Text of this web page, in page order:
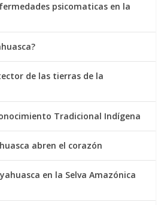
psicomaticas en la
de las tierras de la
Tradicional Indígena
abren el corazón
en la Selva Amazónica